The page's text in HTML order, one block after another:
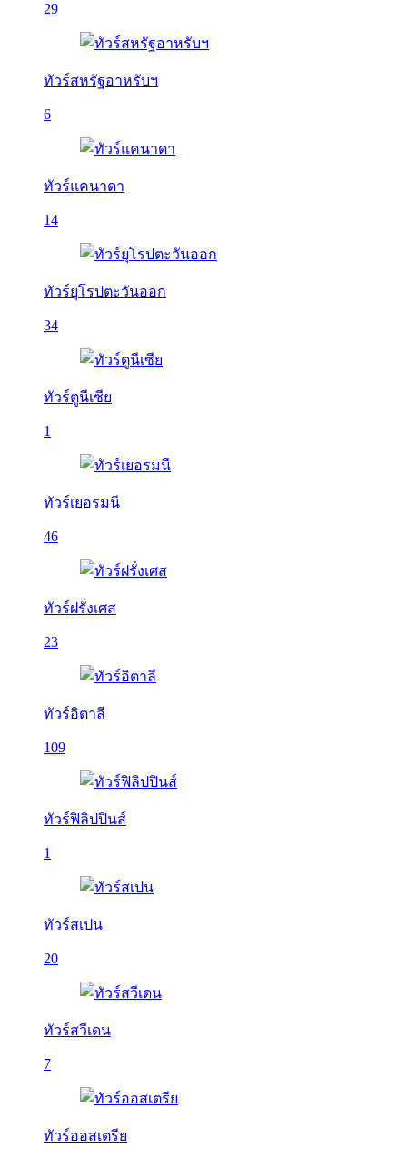
29
ทัวร์สหรัฐอาหรับฯ
6
ทัวร์แคนาดา
14
ทัวร์ยุโรปตะวันออก
34
ทัวร์ตูนีเซีย
1
ทัวร์เยอรมนี
46
ทัวร์ฝรั่งเศส
23
ทัวร์อิตาลี
109
ทัวร์ฟิลิปปินส์
1
ทัวร์สเปน
20
ทัวร์สวีเดน
7
ทัวร์ออสเตรีย